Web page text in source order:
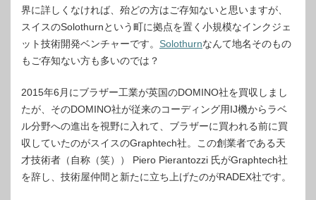
界に詳しくなければ、殆どの方はご存知ないと思いますが、
スイスのSolothurnという町に拠点を置く小規模なインクジェ
ット技術開発ベンチャーです。 Solothurnなんて地名そのもの
もご存知ない方も多いのでは？
2015年6月にブラザー工業が英国のDOMINO社を買収しまし
たが、そのDOMINO社が従来のコーディング用IJ機からラベ
ル分野への進出を視野に入れて、ブラザーに買われる前に買
収していたのがスイスのGraphtech社。この創業者である天
才技術者（自称（笑）） Piero Pierantozzi 氏がGraphtech社
を辞し、技術屋仲間と新たに立ち上げたのがRADEX社です。